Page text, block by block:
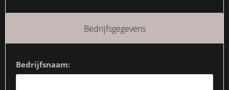
Bedrijfsgegevens
Bedrijfsnaam: